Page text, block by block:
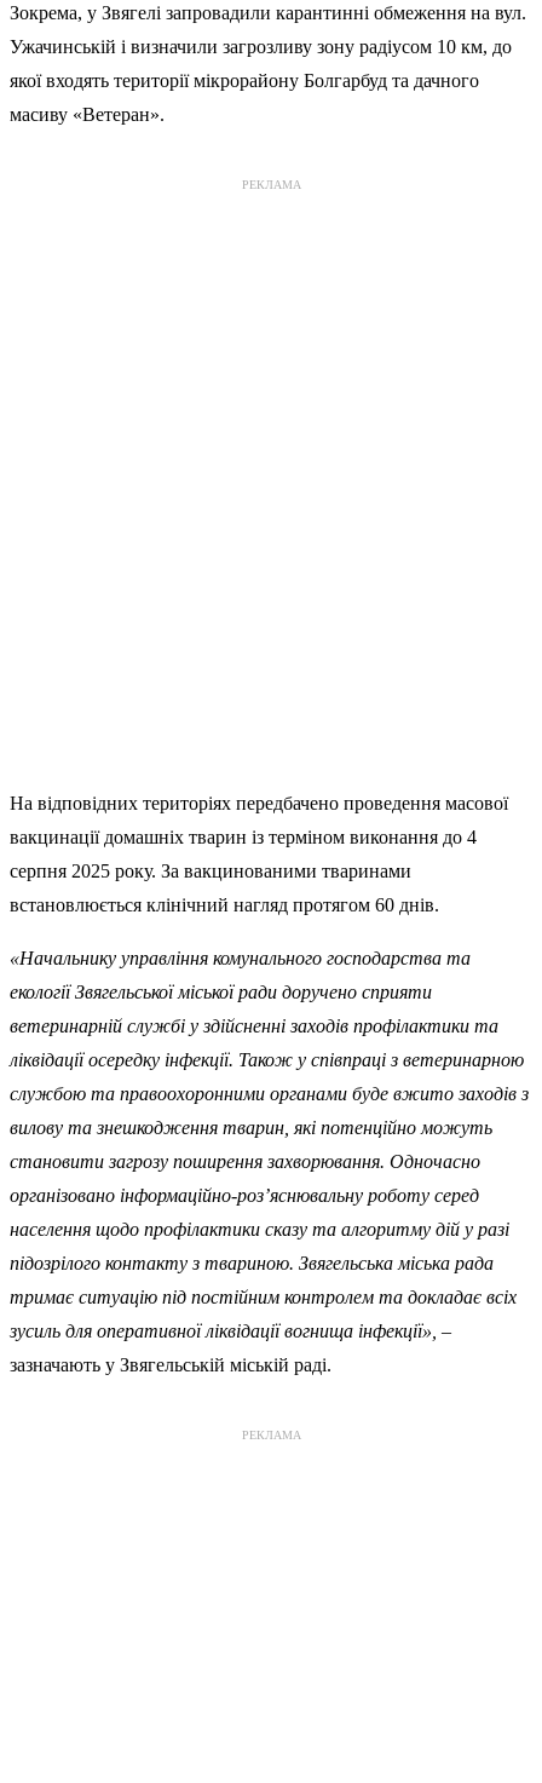
Зокрема, у Звягелі запровадили карантинні обмеження на вул.
Ужачинській і визначили загрозливу зону радіусом 10 км, до
якої входять території мікрорайону Болгарбуд та дачного
масиву «Ветеран».
РЕКЛАМА
На відповідних територіях передбачено проведення масової
вакцинації домашніх тварин із терміном виконання до 4
серпня 2025 року. За вакцинованими тваринами
встановлюється клінічний нагляд протягом 60 днів.
«Начальнику управління комунального господарства та
екології Звягельської міської ради доручено сприяти
ветеринарній службі у здійсненні заходів профілактики та
ліквідації осередку інфекції. Також у співпраці з ветеринарною
службою та правоохоронними органами буде вжито заходів з
вилову та знешкодження тварин, які потенційно можуть
становити загрозу поширення захворювання. Одночасно
організовано інформаційно-роз’яснювальну роботу серед
населення щодо профілактики сказу та алгоритму дій у разі
підозрілого контакту з твариною. Звягельська міська рада
тримає ситуацію під постійним контролем та докладає всіх
зусиль для оперативної ліквідації вогнища інфекції», –
зазначають у Звягельській міській раді.
РЕКЛАМА